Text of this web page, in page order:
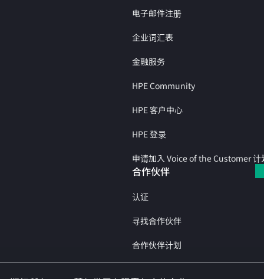
电子邮件注册
企业词汇表
金融服务
HPE Community
HPE 客户中心
HPE 登录
申请加入 Voice of the Customer 计
合作伙伴
认证
寻找合作伙伴
合作伙伴计划